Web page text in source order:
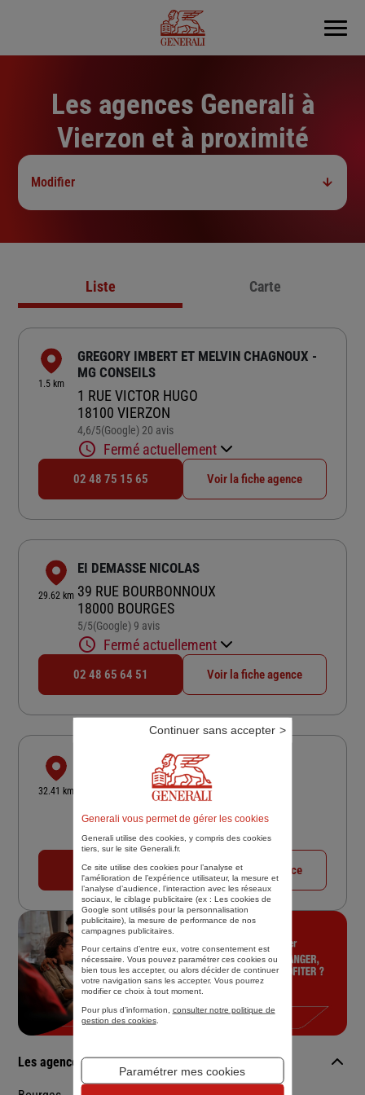
Menu
Les agences Generali à
Vierzon et à proximité
Modifier
Liste Carte
1.5 km
GREGORY IMBERT ET MELVIN CHAGNOUX -
MG CONSEILS
1 RUE VICTOR HUGO
18100 VIERZON
4,6/5Note de 4.6 sur 5
(Google) 20 avis
Fermé actuellement
02 48 75 15 65 Voir la fiche agence
29.62 km
EI DEMASSE NICOLAS
39 RUE BOURBONNOUX
18000 BOURGES
5/5Note de 5 sur 5
(Google) 9 avis
Fermé actuellement
02 48 65 64 51 Voir la fiche agence
32.41 km
3 RUE DE LA POTERIE
36100 ISSOUDUN
4,9/5Note de 4.9 sur 5
(Google) 53 avis
Fermé actuellement
02 54 21 19 88 Voir la fiche agence
Les agences Generali dans les villes à proximité
Generali vous permet de gérer les cookies
Generali utilise des cookies, y compris des cookies
tiers, sur le site Generali.fr.
Ce site utilise des cookies pour l’analyse et
l'amélioration de l’expérience utilisateur, la mesure et
l’analyse d’audience, l’interaction avec les réseaux
sociaux, le ciblage publicitaire (ex : Les cookies de
Google sont utilisés pour la personnalisation
publicitaire), la mesure de performance de nos
campagnes publicitaires.
Pour certains d’entre eux, votre consentement est
nécessaire. Vous pouvez paramétrer ces cookies ou
bien tous les accepter, ou alors décider de continuer
votre navigation sans les accepter. Vous pourrez
modifier ce choix à tout moment.
Pour plus d’information, consulter notre politique de
gestion des cookies.
Paramétrer mes cookies
Continuer sans accepter